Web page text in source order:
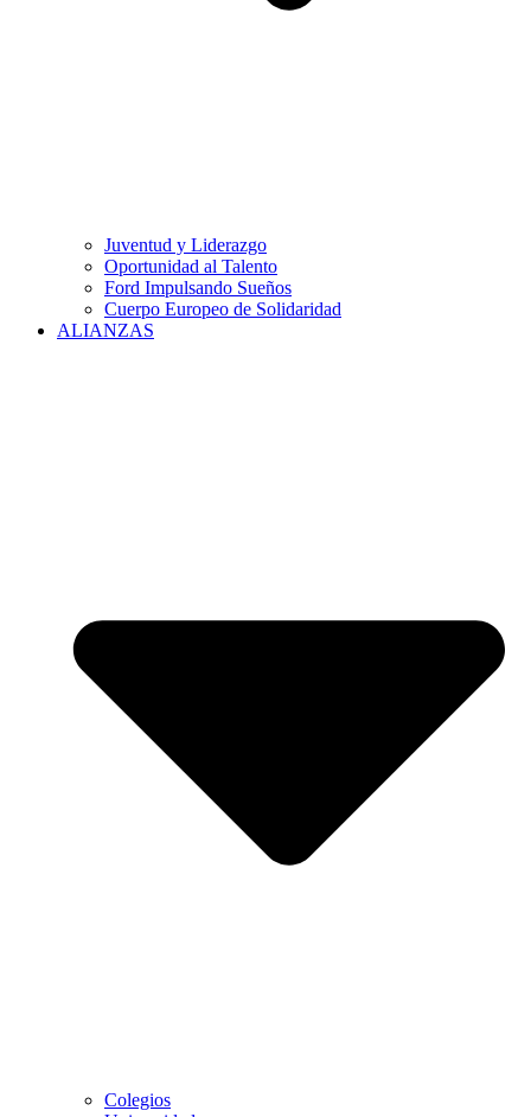
Juventud y Liderazgo
Oportunidad al Talento
Ford Impulsando Sueños
Cuerpo Europeo de Solidaridad
ALIANZAS
Colegios